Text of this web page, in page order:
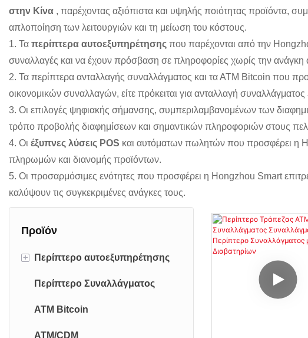
στην Κίνα , παρέχοντας αξιόπιστα και υψηλής ποιότητας προϊόντα,
απλοποίηση των λειτουργιών και τη μείωση του κόστους.
1. Τα περίπτερα αυτοεξυπηρέτησης που παρέχονται από την
συναλλαγές και να έχουν πρόσβαση σε πληροφορίες χωρίς την
2. Τα περίπτερα ανταλλαγής συναλλάγματος και τα ΑΤΜ Bitcoin που
οικονομικών συναλλαγών, είτε πρόκειται για ανταλλαγή
3. Οι επιλογές ψηφιακής σήμανσης, συμπεριλαμβανομένων των
τρόπο προβολής διαφημίσεων και σημαντικών πληροφοριών στους
4. Οι έξυπνες λύσεις POS και αυτόματων πωλητών που προσφέρει η
πληρωμών και διανομής προϊόντων.
5. Οι προσαρμόσιμες ενότητες που προσφέρει η Hongzhou Smart
καλύψουν τις συγκεκριμένες ανάγκες τους.
Προϊόν
+ Περίπτερο αυτοεξυπηρέτησης
Περίπτερο αυτοπαραγγελιών
Περίπτερο αυτοεξυπηρέτησης
Περίπτερο SIM τηλεπικοινωνιών
Περίπτερο Συναλλάγματος
ATM Bitcoin
ATM/CDM